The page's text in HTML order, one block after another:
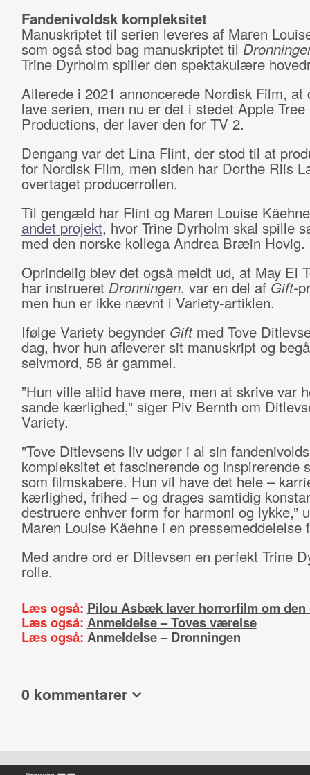
Fandenivoldsk kompleksitet
Manuskriptet til serien leveres af Maren
som også stod bag manuskriptet til
Trine Dyrholm spiller den spektakulære
Allerede i 2021 annoncerede Nordisk Film, at
lave serien, men nu er det i stedet Apple Tree
Productions, der laver den for TV 2.
Dengang var det Lina Flint, der stod til at
for Nordisk Film, men siden har Dorthe Riis
overtaget producerrollen.
Til gengæld har Flint og Maren Louise
andet projekt, hvor Trine Dyrholm skal spille
med den norske kollega Andrea Bræin Hovig.
Oprindelig blev det også meldt ud, at May El
har instrueret Dronningen, var en del af Gift-
men hun er ikke nævnt i Variety-artiklen.
Ifølge Variety begynder Giftmed Tove
dag, hvor hun afleverer sit manuskript og
selvmord, 58 år gammel.
”Hun ville altid have mere, men at skrive var
sande kærlighed,” siger Piv Bernth om
Variety.
”Tove Ditlevsens liv udgør i al sin
kompleksitet et fascinerende og inspirerende
som filmskabere. Hun vil have det hele –
kærlighed, frihed – og drages samtidig
destruere enhver form for harmoni og lykke,”
Maren Louise Käehne i en pressemeddelelse
Med andre ord er Ditlevsen en perfekt Trine
rolle.
Læs også: Pilou Asbæk laver horrorfilm om den
Læs også: Anmeldelse – Toves værelse
Læs også: Anmeldelse – Dronningen
0 kommentarer